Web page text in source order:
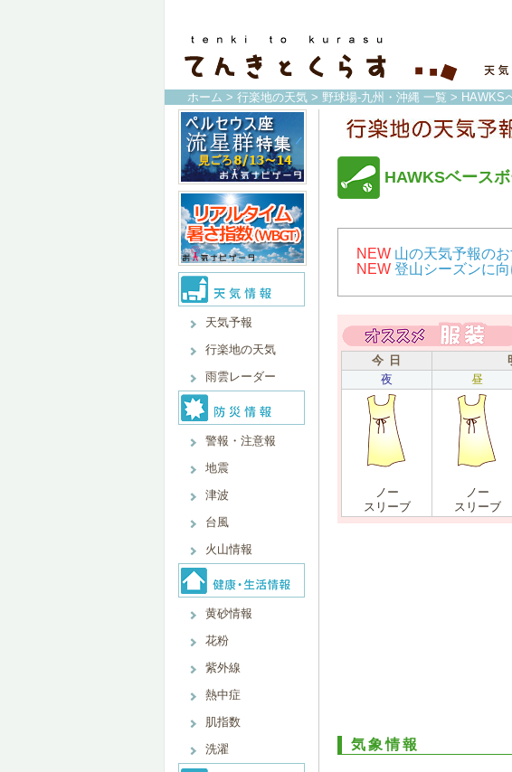
ホーム > 行楽地の天気 > 野球場-九州・沖縄 一覧 > HAWKS
天気予報
行楽地の天気
雨雲レーダー
警報・注意報
地震
津波
台風
火山情報
黄砂情報
花粉
紫外線
熱中症
肌指数
洗濯
HAWKSベース
NEW 山の天気予報の
NEW 登山シーズンに
今 日
夜
昼
ノー
スリーブ
ノー
スリーブ
気象情報